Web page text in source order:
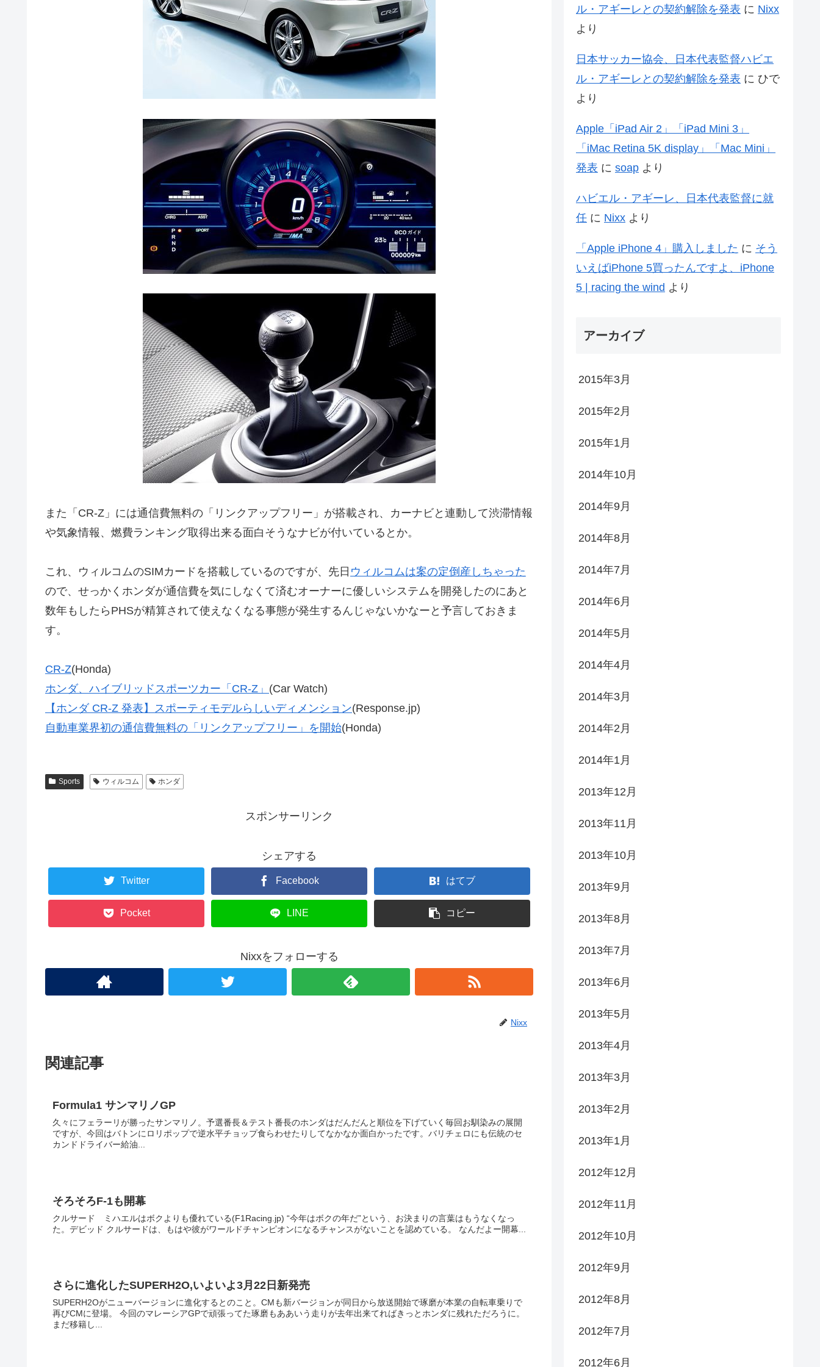
また「CR-Z」には通信費無料の「リンクアップフリー」が搭載され、カーナビと連動して渋滞情報
や気象情報、燃費ランキング取得出来る面白そうなナビが付いているとか。
これ、ウィルコムのSIMカードを搭載しているのですが、先日 ウィルコムは案の定倒産しちゃった
ので、せっかくホンダが通信費を気にしなくて済むオーナーに優しいシステムを開発したのにあと
数年もしたらPHSが精算されて使えなくなる事態が発生するんじゃないかなーと予言しておきま
す。
CR-Z(Honda)
ホンダ、ハイブリッドスポーツカー「CR-Z」 (Car Watch)
【ホンダ CR-Z 発表】スポーティモデルらしいディメンション(Response.jp)
自動車業界初の通信費無料の「リンクアップフリー」を開始(Honda)
Sports ウィルコム ホンダ
スポンサーリンク
シェアする
Twitter Facebook はてブ
Pocket LINE コピー
Nixxをフォローする
Nixx
関連記事
Formula1 サンマリノGP
久々にフェラーリが勝ったサンマリノ。予選番長＆テスト番長のホンダはだんだんと順位を下げていく毎回お馴染みの展開
ですが、今回はバトンにロリポップで逆水平チョップ食らわせたりしてなかなか面白かったです。バリチェロにも伝統のセ
カンドドライバー給油...
そろそろF-1も開幕
クルサード ミハエルはボクよりも優れている(F1Racing.jp) “今年はボクの年だ”という、お決まりの言葉はもうなくなっ
た。デビッド クルサードは、もはや彼がワールドチャンピオンになるチャンスがないことを認めている。 なんだよー開幕...
さらに進化したSUPERH2O,いよいよ3月22日新発売
SUPERH2Oがニューバージョンに進化するとのこと。CMも新バージョンが同日から放送開始で琢磨が本業の自転車乗りで
再びCMに登場。 今回のマレーシアGPで頑張ってた琢磨もああいう走りが去年出来てればきっとホンダに残れただろうに。
まだ移籍し...
ル・アギーレとの契約解除を発表 に Nixx
より
日本サッカー協会、日本代表監督ハビエ
ル・アギーレとの契約解除を発表 に ひで
より
Apple「iPad Air 2」「iPad Mini 3」
「iMac Retina 5K display」「Mac Mini」
発表 に soap より
ハビエル・アギーレ、日本代表監督に就
任 に Nixx より
「Apple iPhone 4」購入しました に そう
いえばiPhone 5買ったんですよ、iPhone
5 | racing the wind より
アーカイブ
2015年3月
2015年2月
2015年1月
2014年10月
2014年9月
2014年8月
2014年7月
2014年6月
2014年5月
2014年4月
2014年3月
2014年2月
2014年1月
2013年12月
2013年11月
2013年10月
2013年9月
2013年8月
2013年7月
2013年6月
2013年5月
2013年4月
2013年3月
2013年2月
2013年1月
2012年12月
2012年11月
2012年10月
2012年9月
2012年8月
2012年7月
2012年6月